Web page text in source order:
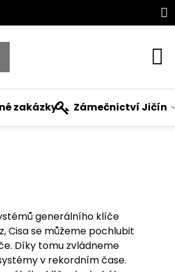
zakázky Zámečnictví Jičín
generálního klíče
Cisa se můžeme pochlubit
Díky tomu zvládneme
v rekordním čase.